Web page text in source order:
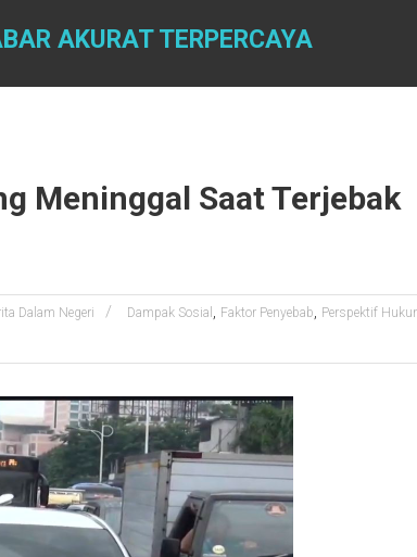
AKURAT TERPERCAYA
Meninggal Saat Terjebak
Dalam Negeri Dampak Sosial , Faktor Penyebab, Perspektif